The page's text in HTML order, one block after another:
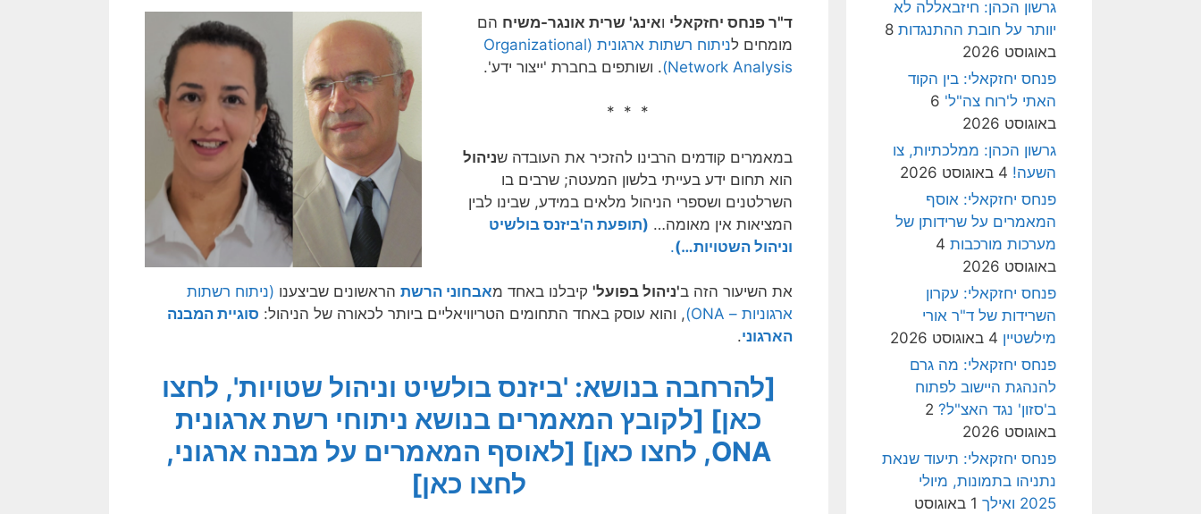
ד"ר פנחס יחזקאלי ואינג' שרית אונגר-משיח הם
מומחים לניתוח רשתות ארגונית (Organizational
Network Analysis) . ושותפים בחברת 'ייצור ידע'.
* * *
במאמרים קודמים הרבינו להזכיר את העובדה שניהול
הוא תחום ידע בעייתי בלשון המעטה; שרבים בו
השרלטנים ושספרי הניהול מלאים במידע, שבינו לבין
המציאות אין מאומה… (תופעת ה'ביזנס בולשיט
וניהול השטויות…).
את השיעור הזה ב'ניהול בפועל' קיבלנו באחד מאבחוני הרשת הראשונים שביצענו (ניתוח רשתות
ארגוניות – ONA)
, והוא עוסק באחד התחומים הטריוויאליים ביותר לכאורה של הניהול: סוגיית המבנה
הארגוני.
[להרחבה בנושא: 'ביזנס בולשיט וניהול שטויות', לחצו
כאן] [לקובץ המאמרים בנושא ניתוחי רשת ארגונית
ONA, לחצו כאן]
[לאוסף המאמרים על מבנה ארגוני,
לחצו כאן]
גרשון הכהן: חיזבאללה לא
יוותר על חובת ההתנגדות 8
באוגוסט 2026
פנחס יחזקאלי: בין הקוד
האתי ל'רוח צה"ל' 6
באוגוסט 2026
גרשון הכהן: ממלכתיות, צו
השעה! 4 באוגוסט 2026
פנחס יחזקאלי: אוסף
המאמרים על שרידותן של
מערכות מורכבות 4
באוגוסט 2026
פנחס יחזקאלי: עקרון
השרידות של ד"ר אורי
מילשטיין 4 באוגוסט 2026
פנחס יחזקאלי: מה גרם
להנהגת היישוב לפתוח
ב'סזון' נגד האצ"ל? 2
באוגוסט 2026
פנחס יחזקאלי: תיעוד שנאת
נתניהו בתמונות, מיולי
2025 ואילך
1 באוגוסט